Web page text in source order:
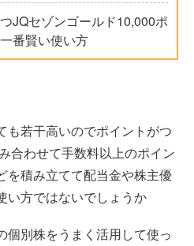
JQセゾンゴールド10,000ポ
番賢い使い方
も若干高いのでポイントがつ
合わせて手数料以上のポイン
を積み立てて配当金や株主優
い方ではないでしょうか
個別株をうまく活用して使っ